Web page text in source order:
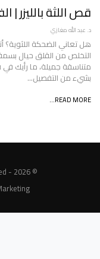
قص اللثة بالليزر |
د. عبد الله مغازي
هل تعاني الضحكة اللثوية؟
التخلص من القلق حيال
متناسقة جميلة، ما رأيك في
بشيء من التفصيل…
READ MORE...
© 2026 - MedicalWay. All Rights Reserved.